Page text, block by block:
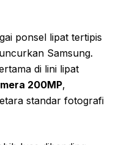
ponsel lipat tertipis
Samsung.
di lini lipat
200MP,
standar fotografi